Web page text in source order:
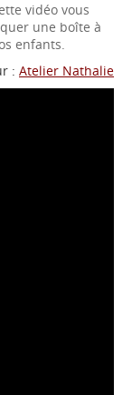
vidéo vous
une boîte à
enfants.
: Atelier Nathalie